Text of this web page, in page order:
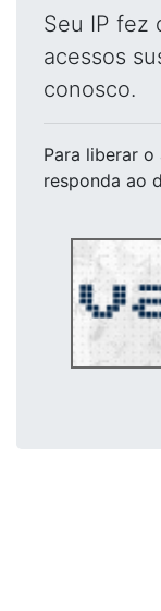
Seu IP fez
acessos
conosco.
Para liberar o
responda ao